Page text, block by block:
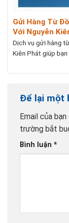
Gửi Hàng Từ
Với Nguyễn
Dịch vụ gửi hàng
Kiên Phát giúp
Để lại một
Email của
trường bắt
Bình luận *